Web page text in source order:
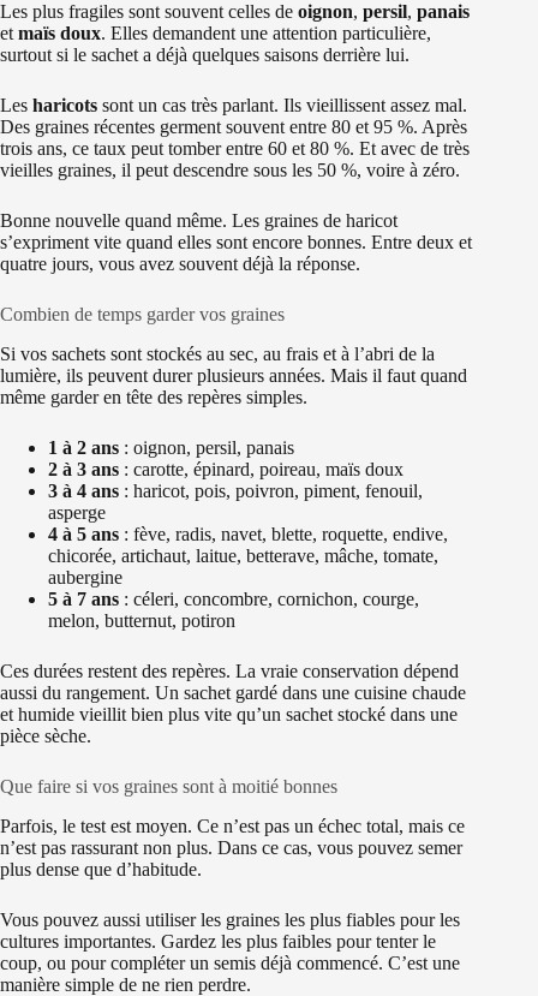
Les plus fragiles sont souvent celles de oignon, persil, panais
et maïs doux. Elles demandent une attention particulière,
surtout si le sachet a déjà quelques saisons derrière lui.
Les haricots sont un cas très parlant. Ils vieillissent assez mal.
Des graines récentes germent souvent entre 80 et 95 %. Après
trois ans, ce taux peut tomber entre 60 et 80 %. Et avec de très
vieilles graines, il peut descendre sous les 50 %, voire à zéro.
Bonne nouvelle quand même. Les graines de haricot
s’expriment vite quand elles sont encore bonnes. Entre deux et
quatre jours, vous avez souvent déjà la réponse.
Combien de temps garder vos graines
Si vos sachets sont stockés au sec, au frais et à l’abri de la
lumière, ils peuvent durer plusieurs années. Mais il faut quand
même garder en tête des repères simples.
1 à 2 ans : oignon, persil, panais
2 à 3 ans : carotte, épinard, poireau, maïs doux
3 à 4 ans : haricot, pois, poivron, piment, fenouil,
asperge
4 à 5 ans : fève, radis, navet, blette, roquette, endive,
chicorée, artichaut, laitue, betterave, mâche, tomate,
aubergine
5 à 7 ans : céleri, concombre, cornichon, courge,
melon, butternut, potiron
Ces durées restent des repères. La vraie conservation dépend
aussi du rangement. Un sachet gardé dans une cuisine chaude
et humide vieillit bien plus vite qu’un sachet stocké dans une
pièce sèche.
Que faire si vos graines sont à moitié bonnes
Parfois, le test est moyen. Ce n’est pas un échec total, mais ce
n’est pas rassurant non plus. Dans ce cas, vous pouvez semer
plus dense que d’habitude.
Vous pouvez aussi utiliser les graines les plus fiables pour les
cultures importantes. Gardez les plus faibles pour tenter le
coup, ou pour compléter un semis déjà commencé. C’est une
manière simple de ne rien perdre.